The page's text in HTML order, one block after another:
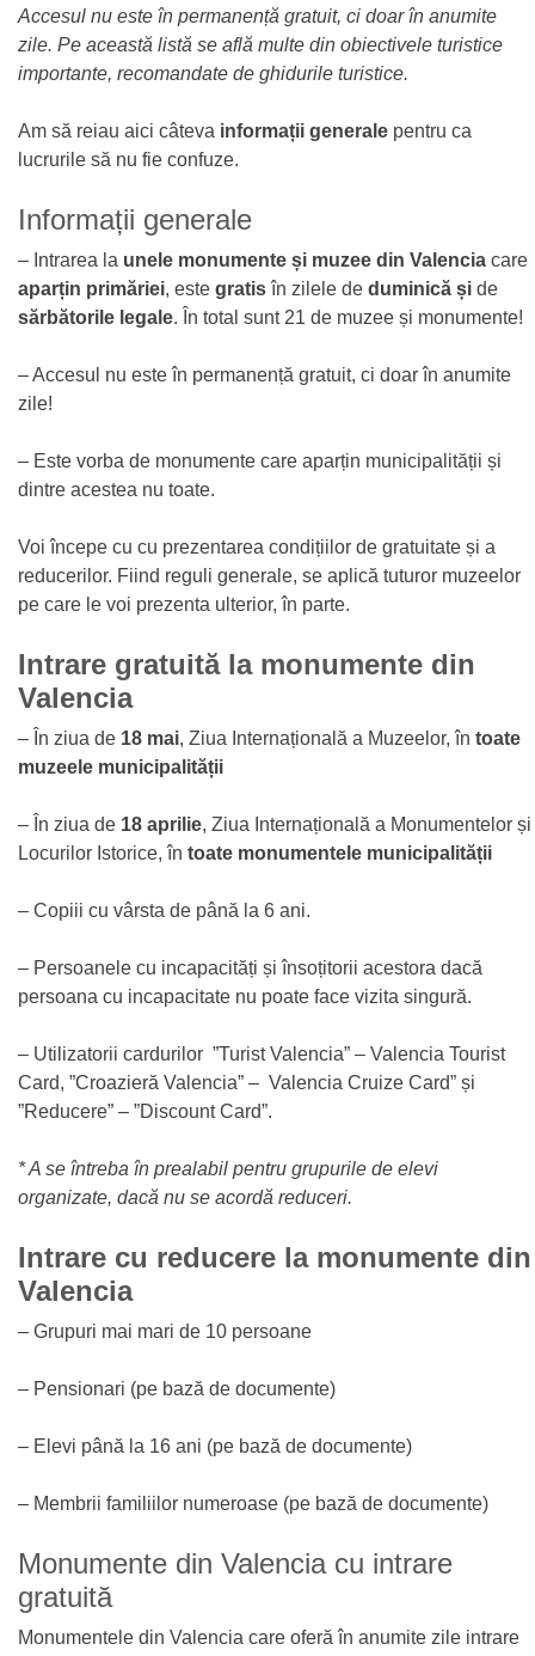
Accesul nu este în permanență gratuit, ci doar în anumite
zile. Pe această listă se află multe din obiectivele turistice
importante, recomandate de ghidurile turistice.
Am să reiau aici câteva informații generale pentru ca
lucrurile să nu fie confuze.
Informații generale
– Intrarea la unele monumente și muzee din Valencia care
aparțin primăriei, este gratisîn zilele de duminică și de
sărbătorile legale. În total sunt 21 de muzee și monumente!
– Accesul nu este în permanență gratuit, ci doar în anumite
zile!
– Este vorba de monumente care aparțin municipalității și
dintre acestea nu toate.
Voi începe cu cu prezentarea condițiilor de gratuitate și a
reducerilor. Fiind reguli generale, se aplică tuturor muzeelor
pe care le voi prezenta ulterior, în parte.
Intrare gratuită la monumente din
Valencia
– În ziua de 18 mai, Ziua Internațională a Muzeelor, în toate
muzeele municipalității
– În ziua de 18 aprilie, Ziua Internațională a Monumentelor și
Locurilor Istorice, în toate monumentele municipalității
– Copiii cu vârsta de până la 6 ani.
– Persoanele cu incapacități și însoțitorii acestora dacă
persoana cu incapacitate nu poate face vizita singură.
– Utilizatorii cardurilor ”Turist Valencia” – Valencia Tourist
Card, ”Croazieră Valencia” – Valencia Cruize Card” și
”Reducere” – ”Discount Card”.
* A se întreba în prealabil pentru grupurile de elevi
organizate, dacă nu se acordă reduceri.
Intrare cu reducere la monumente din
Valencia
– Grupuri mai mari de 10 persoane
– Pensionari (pe bază de documente)
– Elevi până la 16 ani (pe bază de documente)
– Membrii familiilor numeroase (pe bază de documente)
Monumente din Valencia cu intrare
gratuită
Monumentele din Valencia care oferă în anumite zile intrare